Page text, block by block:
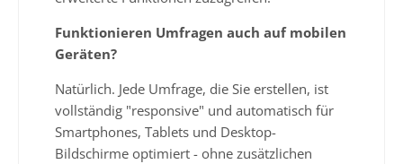
Funktionieren Umfragen auch auf mobilen
Geräten?
Natürlich. Jede Umfrage, die Sie erstellen, ist
vollständig "responsive" und automatisch für
Smartphones, Tablets und Desktop-
Bildschirme optimiert - ohne zusätzlichen